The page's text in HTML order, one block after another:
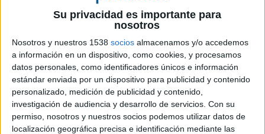
Su privacidad es importante para
nosotros
Nosotros y nuestros 1538 socios almacenamos y/o accedemos
a información en un dispositivo, como cookies, y procesamos
datos personales, como identificadores únicos e información
estándar enviada por un dispositivo para publicidad y contenido
personalizado, medición de publicidad y contenido,
investigación de audiencia y desarrollo de servicios. Con su
permiso, nosotros y nuestros socios podemos utilizar datos de
localización geográfica precisa e identificación mediante las
Sector: Alarmas de seguridad
Campaña: Marc Márquez
Agencia: TBWA
Directora de marketing: Nina Llordachs
Project manager / creative producer: Jessica
Simón